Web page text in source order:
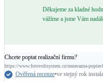
Společnost zařídila smlouvu o
nic starat.
Chtěl bych takto firmě poděkovat
recenze, ať už špatné, nebo
Děkujeme za kladné
vážíme a jsme Vám
Chcete poptat realizační firmu?
https://www.fotovoltsystem.cz/nezavazna-
Ověřená recenze•ve stejný rok